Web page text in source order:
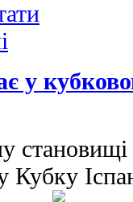
у